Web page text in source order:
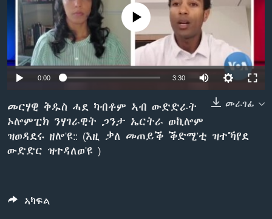
ቂሔ ጽልሚ
ቋንቋታትNo media source currently available
0:00 3:30
መራገፊ
መርሃዊ ቅዱስ ሓደ ካብቶም ኣብ ውድድራት
ኦሎምፒክ ንሃገራዊት ጋንታ ኤርትራ ወኪሎም
ዝወዳደሩ ዘሎ'ዩ:: (እዚ ቃለ መጠይቕ ቕድሚ'ቲ ዝተኻየደ
ውድድር ዝተዳለወ'ዩ )
ኣካፍል